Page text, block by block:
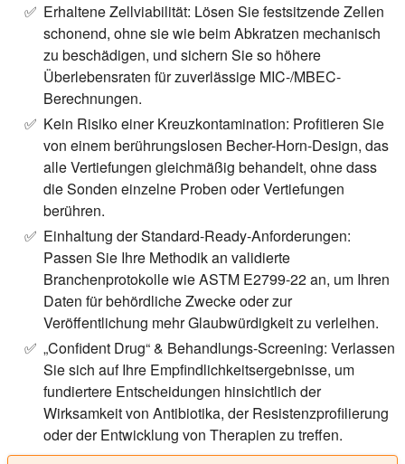
Erhaltene Zellviabilität: Lösen Sie festsitzende Zellen
schonend, ohne sie wie beim Abkratzen mechanisch
zu beschädigen, und sichern Sie so höhere
Überlebensraten für zuverlässige MIC-/MBEC-
Berechnungen.
Kein Risiko einer Kreuzkontamination: Profitieren Sie
von einem berührungslosen Becher-Horn-Design, das
alle Vertiefungen gleichmäßig behandelt, ohne dass
die Sonden einzelne Proben oder Vertiefungen
berühren.
Einhaltung der Standard-Ready-Anforderungen:
Passen Sie Ihre Methodik an validierte
Branchenprotokolle wie ASTM E2799-22 an, um Ihren
Daten für behördliche Zwecke oder zur
Veröffentlichung mehr Glaubwürdigkeit zu verleihen.
„Confident Drug“ & Behandlungs-Screening: Verlassen
Sie sich auf Ihre Empfindlichkeitsergebnisse, um
fundiertere Entscheidungen hinsichtlich der
Wirksamkeit von Antibiotika, der Resistenzprofilierung
oder der Entwicklung von Therapien zu treffen.